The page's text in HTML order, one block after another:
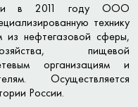
в 2011 году ООО
технику
из нефтегазовой сферы,
пищевой
организациям и
Осуществляется
России.